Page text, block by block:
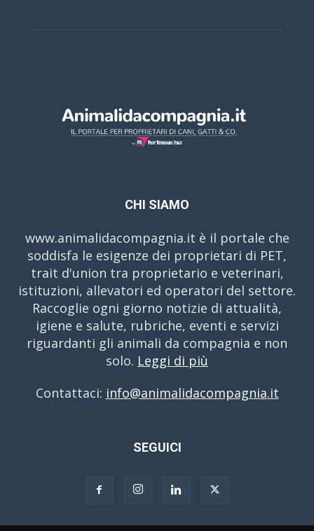
CHI SIAMO
www.animalidacompagnia.it è il portale che
soddisfa le esigenze dei proprietari di PET,
trait d'union tra proprietario e veterinari,
istituzioni, allevatori ed operatori del settore.
Raccoglie ogni giorno notizie di attualità,
igiene e salute, rubriche, eventi e servizi
riguardanti gli animali da compagnia e non
solo. Leggi di più
Contattaci: info@animalidacompagnia.it
SEGUICI